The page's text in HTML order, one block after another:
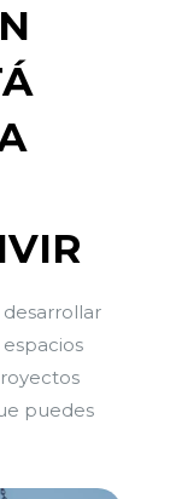
puedes